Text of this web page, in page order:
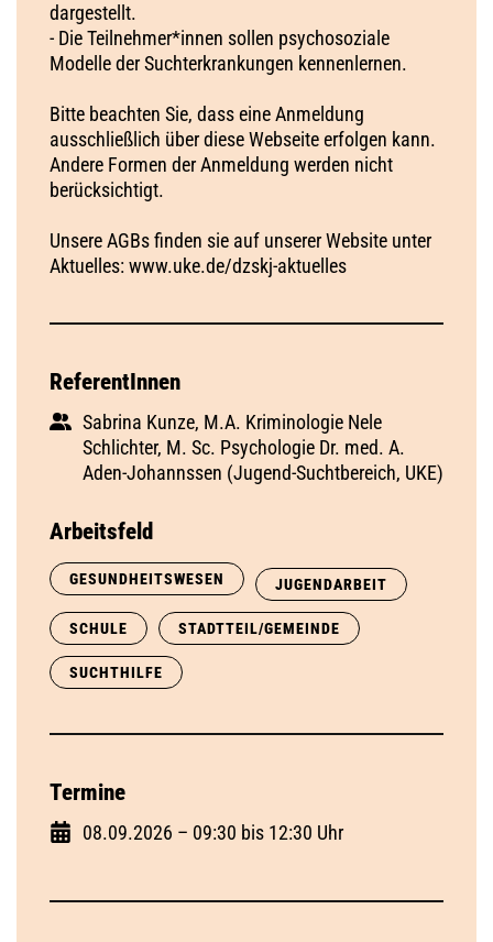
dargestellt.
- Die Teilnehmer*innen sollen psychosoziale
Modelle der Suchterkrankungen kennenlernen.
Bitte beachten Sie, dass eine Anmeldung
ausschließlich über diese Webseite erfolgen kann.
Andere Formen der Anmeldung werden nicht
berücksichtigt.
Unsere AGBs finden sie auf unserer Website unter
Aktuelles: www.uke.de/dzskj-aktuelles
ReferentInnen
Sabrina Kunze, M.A. Kriminologie Nele
Schlichter, M. Sc. Psychologie Dr. med. A.
Aden-Johannssen (Jugend-Suchtbereich, UKE)
Arbeitsfeld
GESUNDHEITSWESEN JUGENDARBEIT
SCHULE STADTTEIL/GEMEINDE
SUCHTHILFE
Termine
08.09.2026 – 09:30 bis 12:30 Uhr